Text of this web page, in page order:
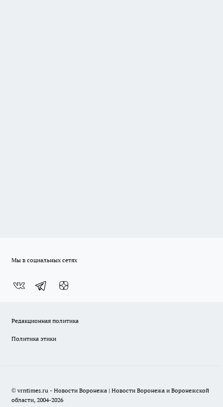
Мы в социальных сетях
Редакционная политика
Политика этики
© vrntimes.ru - Новости Воронежа | Новости Воронежа и Воронежской
области, 2004-2026